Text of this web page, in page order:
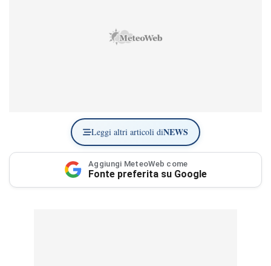
Leggi altri articoli diNEWS
Aggiungi MeteoWeb come
Fonte preferita su Google